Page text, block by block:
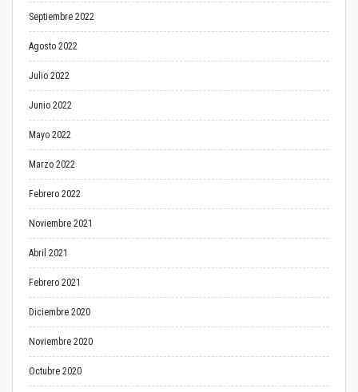
Septiembre 2022
Agosto 2022
Julio 2022
Junio 2022
Mayo 2022
Marzo 2022
Febrero 2022
Noviembre 2021
Abril 2021
Febrero 2021
Diciembre 2020
Noviembre 2020
Octubre 2020